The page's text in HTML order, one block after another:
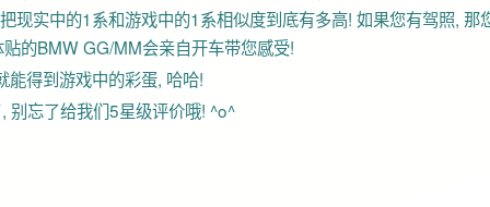
现实中的1系和游戏中的1系相似度到底有多高! 如果您有驾照, 那
的BMW GG/MM会亲自开车带您感受!
得到游戏中的彩蛋, 哈哈!
别忘了给我们5星级评价哦! ^o^